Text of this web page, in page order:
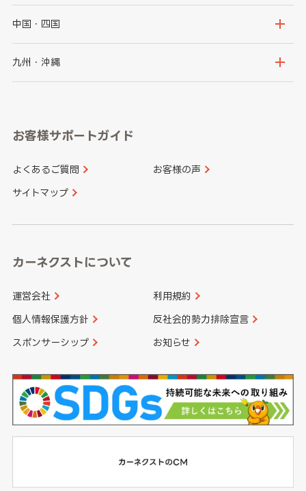
千葉県
石川県
山梨県
愛知県
大阪府
京都府
和歌山県
中国・四国
鳥取県
山口県
香川県 愛媛県
九州・沖縄
長崎県
大分県 宮崎県
お客様サポートガイド
よくあるご質問 お客様の声
サイトマップ
カーネクストについて
運営会社 利用規約
個人情報保護方針 反社会的勢力排除宣言
スポンサーシップ お知らせ